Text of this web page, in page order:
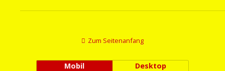
Zum Seitenanfang
Mobil Desktop